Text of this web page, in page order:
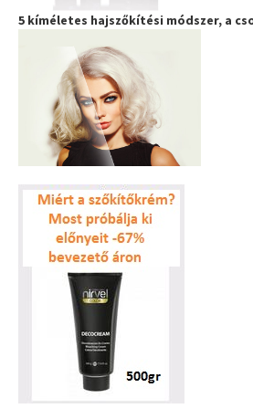
5 kíméletes hajszőkítési módszer, a